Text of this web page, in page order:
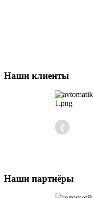
Наши клиенты
❮
Наши партнёры